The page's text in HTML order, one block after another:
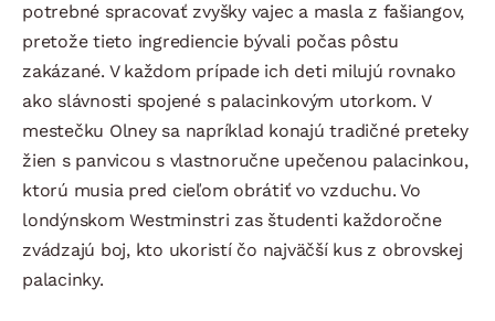
potrebné spracovať zvyšky vajec a masla z fašiangov,
pretože tieto ingrediencie bývali počas pôstu
zakázané. V každom prípade ich deti milujú rovnako
ako slávnosti spojené s palacinkovým utorkom. V
mestečku Olney sa napríklad konajú tradičné preteky
žien s panvicou s vlastnoručne upečenou palacinkou,
ktorú musia pred cieľom obrátiť vo vzduchu. Vo
londýnskom Westminstri zas študenti každoročne
zvádzajú boj, kto ukoristí čo najväčší kus z obrovskej
palacinky.